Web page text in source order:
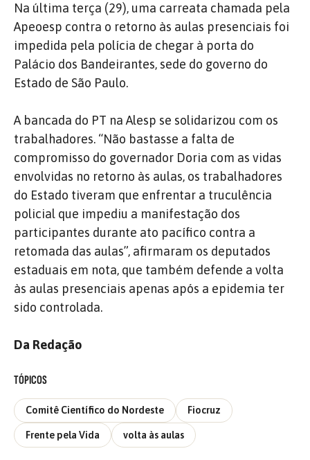
Na última terça (29), uma carreata chamada pela
Apeoesp contra o retorno às aulas presenciais foi
impedida pela polícia de chegar à porta do
Palácio dos Bandeirantes, sede do governo do
Estado de São Paulo.
A bancada do PT na Alesp se solidarizou com os
trabalhadores. “Não bastasse a falta de
compromisso do governador Doria com as vidas
envolvidas no retorno às aulas, os trabalhadores
do Estado tiveram que enfrentar a truculência
policial que impediu a manifestação dos
participantes durante ato pacífico contra a
retomada das aulas”, afirmaram os deputados
estaduais em nota, que também defende a volta
às aulas presenciais apenas após a epidemia ter
sido controlada.
Da Redação
TÓPICOS
Comitê Científico do Nordeste Fiocruz
Frente pela Vida volta às aulas